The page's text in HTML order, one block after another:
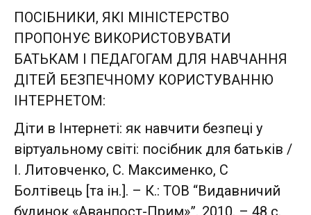
ПОСІБНИКИ, ЯКІ МІНІСТЕРСТВО
ПРОПОНУЄ ВИКОРИСТОВУВАТИ
БАТЬКАМ І ПЕДАГОГАМ ДЛЯ НАВЧАННЯ
ДІТЕЙ БЕЗПЕЧНОМУ КОРИСТУВАННЮ
ІНТЕРНЕТОМ:
Діти в Інтернеті: як навчити безпеці у
віртуальному світі: посібник для батьків /
І. Литовченко, С. Максименко, С
Болтівець [та ін.]. – К.: ТОВ “Видавничий
будинок «Аванпост-Прим»”, 2010. – 48 с.